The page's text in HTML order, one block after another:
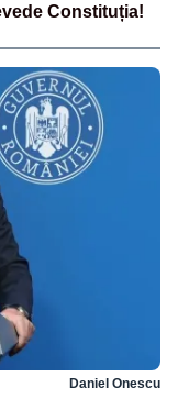
Constituția!
Daniel Onescu